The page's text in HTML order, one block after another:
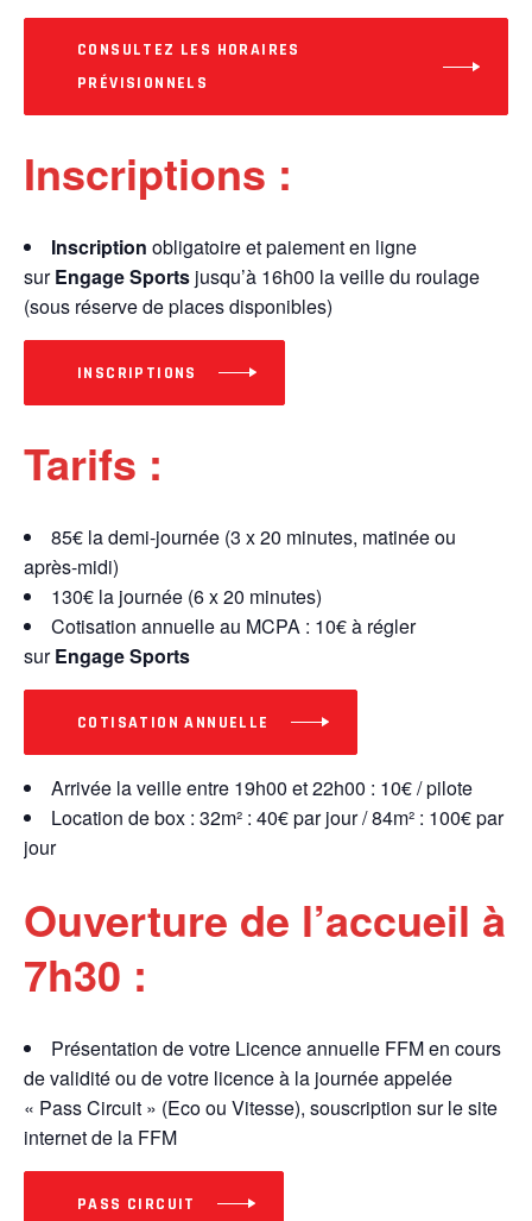
CONSULTEZ LES HORAIRES
PRÉVISIONNELS
Inscriptions :
Inscription obligatoire et paiement en ligne
surEngage Sports jusqu’à 16h00 la veille du roulage
(sous réserve de places disponibles)
INSCRIPTIONS
Tarifs :
85€ la demi-journée (3 x 20 minutes, matinée ou
après-midi)
130€ la journée (6 x 20 minutes)
Cotisation annuelle au MCPA : 10€ à régler
surEngage Sports
COTISATION ANNUELLE
Arrivée la veille entre 19h00 et 22h00 : 10€ / pilote
Location de box : 32m² : 40€ par jour / 84m² : 100€ par
jour
Ouverture de l’accueil à
7h30 :
Présentation de votre Licence annuelle FFM en cours
de validité ou de votre licence à la journée appelée
« Pass Circuit » (Eco ou Vitesse), souscription sur le site
internet de la FFM
PASS CIRCUIT